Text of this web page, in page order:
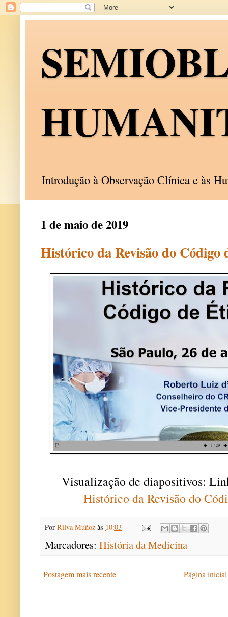
Introdução à Observação Clínica e às
1 de maio de 2019
Histórico da Revisão do Código
Visualização de diapositivos:
Histórico da Revisão do
Por Rilva Muñoz às 10:03
Marcadores: História da Medicina
Postagem mais recente Página inicial